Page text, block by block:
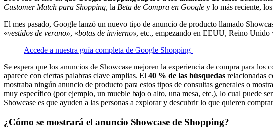
Customer Match para Shopping, la Beta de Compra en Google y lo más reciente, los
El mes pasado, Google lanzó un nuevo tipo de anuncio de producto llamado
«vestidos de verano», «botas de invierno», etc., empezando en EEUU, Reino Unido
Accede a nuestra guía completa de Google Shopping
Se espera que los anuncios de Showcase mejoren la experiencia de compra para
aparece con ciertas palabras clave amplias. El 40 % de las búsquedas relacionadas
mostraba ningún anuncio de producto para estos tipos de consultas generales o
muy específico (por ejemplo, un mueble bajo o alto, una mesa, etc.), lo cual puede
Showcase es que ayuden a las personas a explorar y descubrir lo que quieren
¿Cómo se mostrará el anuncio Showcase de Shopping?